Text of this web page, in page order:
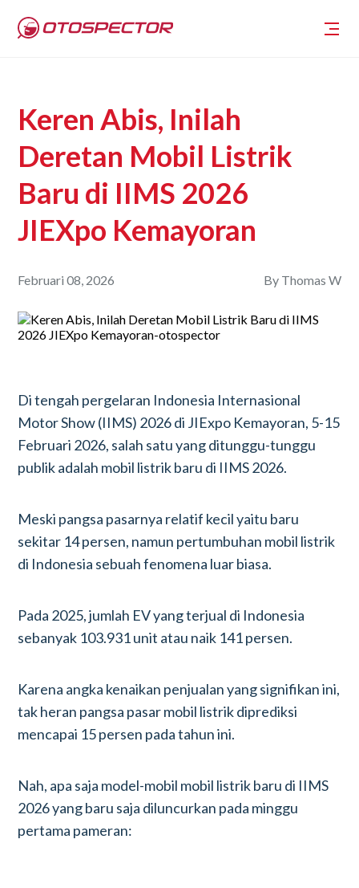
Keren Abis, Inilah
Deretan Mobil Listrik
Baru di IIMS 2026
JIEXpo Kemayoran
Februari 08, 2026 By Thomas W
Di tengah pergelaran Indonesia Internasional
Motor Show (IIMS) 2026 di JIExpo Kemayoran, 5-15
Februari 2026, salah satu yang ditunggu-tunggu
publik adalah mobil listrik baru di IIMS 2026.
Meski pangsa pasarnya relatif kecil yaitu baru
sekitar 14 persen, namun pertumbuhan mobil listrik
di Indonesia sebuah fenomena luar biasa.
Pada 2025, jumlah EV yang terjual di Indonesia
sebanyak 103.931 unit atau naik 141 persen.
Karena angka kenaikan penjualan yang signifikan ini,
tak heran pangsa pasar mobil listrik diprediksi
mencapai 15 persen pada tahun ini.
Nah, apa saja model-mobil mobil listrik baru di IIMS
2026 yang baru saja diluncurkan pada minggu
pertama pameran: